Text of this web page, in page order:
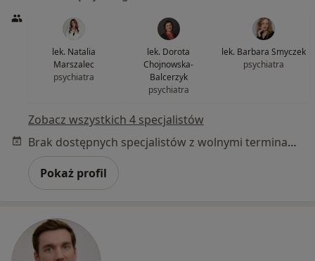
lek. Natalia
Marszalec
psychiatra
lek. Dorota
Chojnowska-
Balcerzyk
psychiatra
lek. Barbara Smyczek
psychiatra
Zobacz wszystkich 4 specjalistów
Brak dostępnych specjalistów z wolnymi terminami w tym centrum medycznym.
Pokaż profil